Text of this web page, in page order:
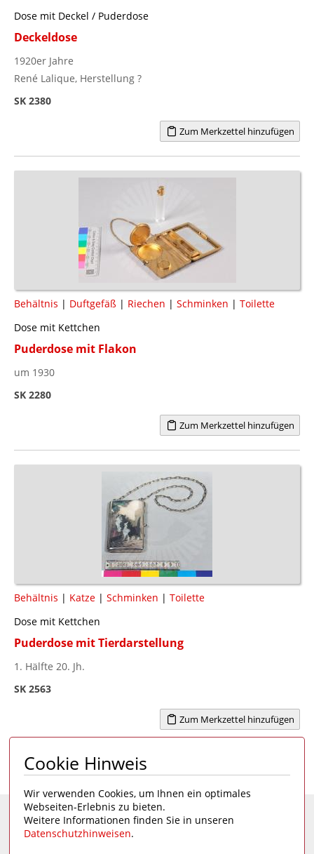
Dose mit Deckel / Puderdose
Deckeldose
1920er Jahre
René Lalique, Herstellung ?
SK 2380
Zum Merkzettel hinzufügen
Behältnis | Duftgefäß | Riechen | Schminken | Toilette
Dose mit Kettchen
Puderdose mit Flakon
um 1930
SK 2280
Zum Merkzettel hinzufügen
Behältnis | Katze | Schminken | Toilette
Dose mit Kettchen
Puderdose mit Tierdarstellung
1. Hälfte 20. Jh.
SK 2563
Zum Merkzettel hinzufügen
Seite 1 von 5 1 2 3 4 5 >
Eine Seite desDeutschen Hygiene-Museums
Cookie Hinweis
Wir verwenden Cookies, um Ihnen ein optimales
Webseiten-Erlebnis zu bieten.
Weitere Informationen finden Sie in unseren
Datenschutzhinweisen.